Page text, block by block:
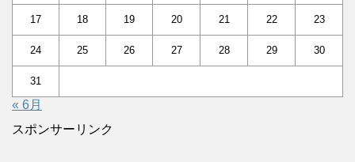
17 18 19 20 21 22 23
24 25 26 27 28 29 30
31
« 6月
スポンサーリンク